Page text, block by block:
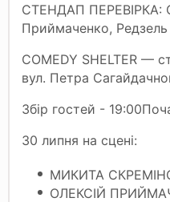
СТЕНДАП ПЕРЕВІРКА:
Приймаченко, Редзель
COMEDY SHELTER —
вул. Петра
Збір гостей -
30 липня на сцені:
МИКИТА
ОЛЕКСІЙ